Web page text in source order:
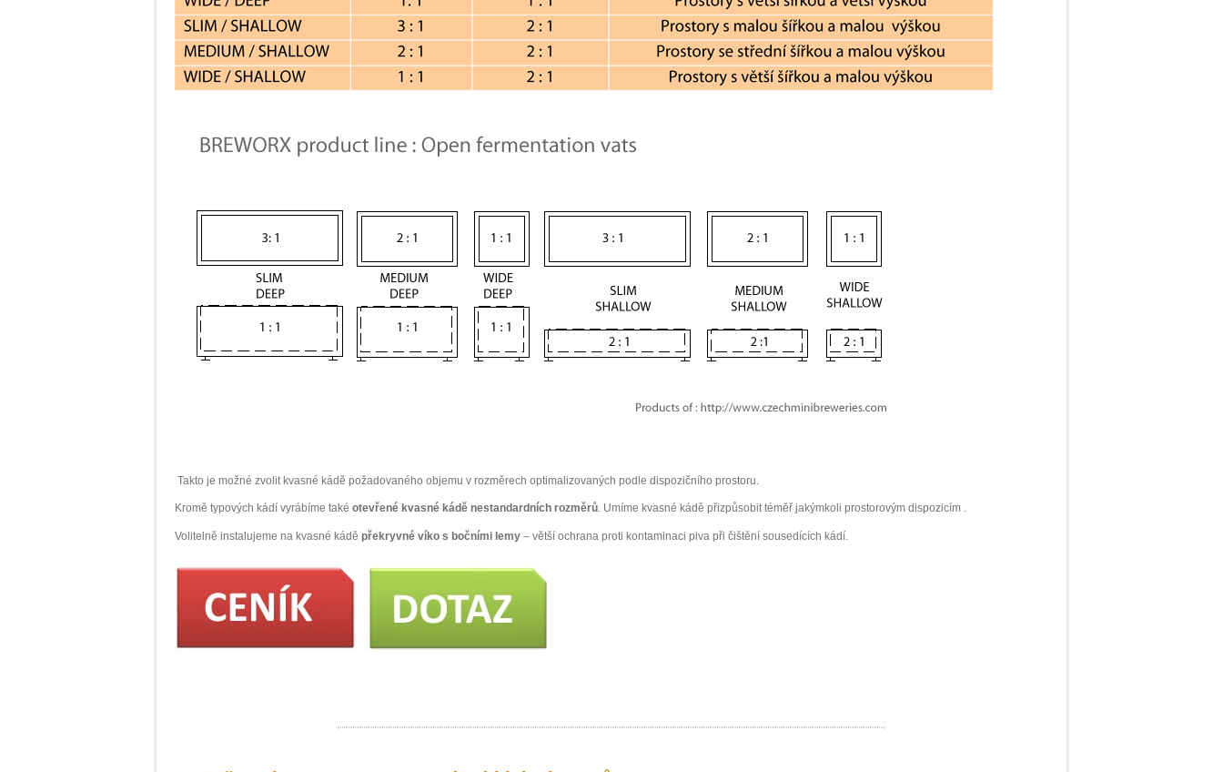
Takto je možné zvolit kvasné kádě požadovaného objemu v rozměrech optimalizovaných podle dispozičního prostoru.
Kromě typových kádí vyrábíme také otevřené kvasné kádě nestandardních rozměrů. Umíme kvasné kádě přizpůsobit téměř jakýmkoli prostorovým dispozicím .
Volitelně instalujeme na kvasné kádě překryvné víko s bočními lemy – větší ochrana proti kontaminaci piva při čištění sousedících kádí.